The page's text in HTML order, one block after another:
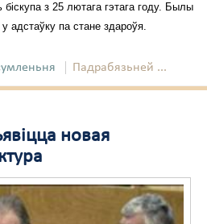
біскупа з 25 лютага гэтага году. Былы
адстаўку па стане здароўя.
Падрабязьней ...
новая